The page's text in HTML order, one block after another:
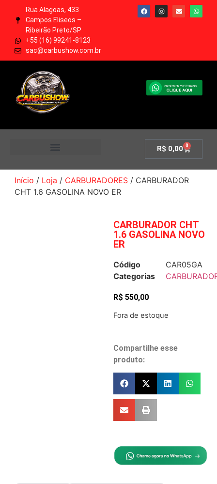
Rua Alagoas, 433
Campos Eliseos –
Ribeirão Preto/SP
+55 (16) 99241-8123
sac@carbushow.com.br
R$ 0,00 0
Início / Loja / CARBURADORES / CARBURADOR
CHT 1.6 GASOLINA NOVO ER
CARBURADOR CHT
1.6 GASOLINA NOVO
ER
Código
CAR05GA
Categorias
R$ 550,00
Fora de estoque
Compartilhe esse
produto: